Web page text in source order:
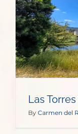
Las
By Carmen del